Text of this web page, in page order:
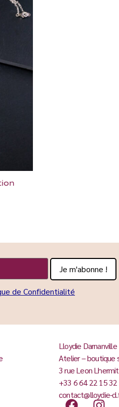
de Confidentialité
Lloydie Darnanville
Atelier – boutique
3 rue Leon
+33 6 64 22 15 32
contact@lloydie-